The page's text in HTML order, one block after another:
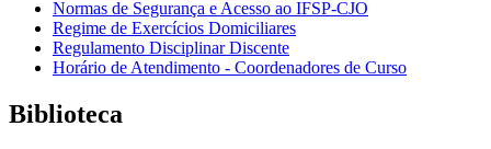
Normas de Segurança e Acesso ao IFSP-CJO
Regime de Exercícios Domiciliares
Regulamento Disciplinar Discente
Horário de Atendimento - Coordenadores de Curso
Biblioteca